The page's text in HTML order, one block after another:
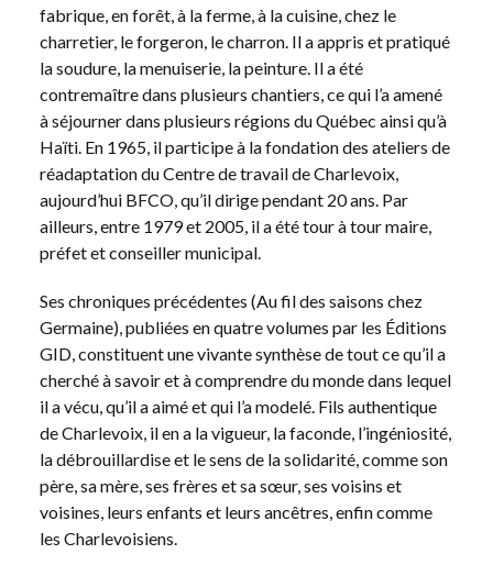
fabrique, en forêt, à la ferme, à la cuisine, chez le
charretier, le forgeron, le charron. Il a appris et pratiqué
la soudure, la menui­serie, la peinture. Il a été
contremaître dans plusieurs chantiers, ce qui l’a amené
à séjourner dans plusieurs régions du Québec ainsi qu’à
Haïti. En 1965, il participe à la fondation des ateliers de
réadaptation du Centre de travail de Charlevoix,
aujourd’hui BFCO, qu’il dirige pendant 20 ans. Par
ailleurs, entre 1979 et 2005, il a été tour à tour maire,
préfet et conseiller municipal.
Ses chroniques précédentes (Au fil des saisons chez
Germaine), publiées en quatre volumes par les Éditions
GID, constituent une vivante synthèse de tout ce qu’il a
cherché à savoir et à comprendre du monde dans lequel
il a vécu, qu’il a aimé et qui l’a modelé. Fils authentique
de Charlevoix, il en a la vigueur, la faconde, l’ingéniosité,
la débrouillardise et le sens de la solidarité, comme son
père, sa mère, ses frères et sa sœur, ses voisins et
voisines, leurs enfants et leurs ancêtres, enfin comme
les Charlevoisiens.